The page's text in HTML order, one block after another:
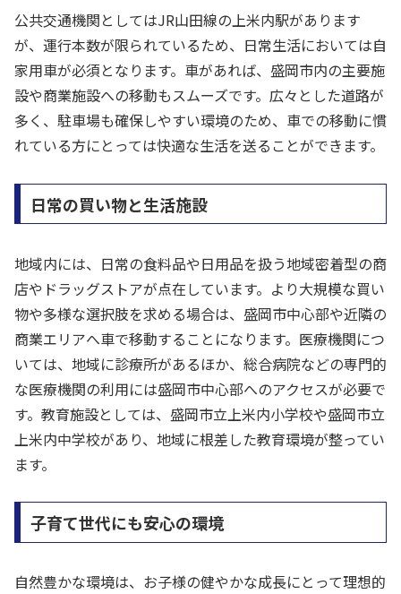
公共交通機関としてはJR山田線の上米内駅があります
が、運行本数が限られているため、日常生活においては自
家用車が必須となります。車があれば、盛岡市内の主要施
設や商業施設への移動もスムーズです。広々とした道路が
多く、駐車場も確保しやすい環境のため、車での移動に慣
れている方にとっては快適な生活を送ることができます。
日常の買い物と生活施設
地域内には、日常の食料品や日用品を扱う地域密着型の商
店やドラッグストアが点在しています。より大規模な買い
物や多様な選択肢を求める場合は、盛岡市中心部や近隣の
商業エリアへ車で移動することになります。医療機関につ
いては、地域に診療所があるほか、総合病院などの専門的
な医療機関の利用には盛岡市中心部へのアクセスが必要で
す。教育施設としては、盛岡市立上米内小学校や盛岡市立
上米内中学校があり、地域に根差した教育環境が整ってい
ます。
子育て世代にも安心の環境
自然豊かな環境は、お子様の健やかな成長にとって理想的